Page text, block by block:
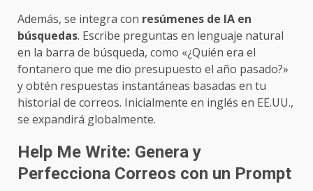
Además, se integra con resúmenes de IA en
búsquedas. Escribe preguntas en lenguaje natural
en la barra de búsqueda, como «¿Quién era el
fontanero que me dio presupuesto el año pasado?»
y obtén respuestas instantáneas basadas en tu
historial de correos. Inicialmente en inglés en EE.UU.,
se expandirá globalmente.
Help Me Write: Genera y
Perfecciona Correos con un Prompt